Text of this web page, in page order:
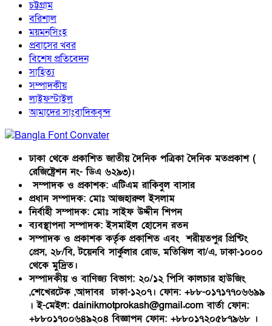
চট্টগ্রাম
বরিশাল
ময়মনসিংহ
প্রবাসের খবর
বিশেষ প্রতিবেদন
সাহিত্য
সম্পাদকীয়
লাইফস্টাইল
আমাদের সাংবাদিকবৃন্দ
ঢাকা থেকে প্রকাশিত জাতীয় দৈনিক পত্রিকা দৈনিক মতপ্রকাশ (
রেজিষ্ট্রেশন নং- ডিএ ৬২৯৩)।
সম্পাদক ও প্রকাশক: এটিএম রাকিবুল বাসার
প্রধান সম্পাদক: মোঃ আজহারুল ইসলাম
নির্বাহী সম্পাদক: মোঃ সাইফ উদ্দীন শিপন
ব্যবস্থাপনা সম্পাদক: ইসমাইল হোসেন রতন
সম্পাদক ও প্রকাশক কর্তৃক প্রকাশিত এবং শরীয়তপুর প্রিন্টিং
প্রেস, ২৮/বি, টয়েনবি সার্কুলার রোড, মতিঝিল বা/এ, ঢাকা-১০০০
থেকে মুদ্রিত।
সম্পাদকীয় ও বাণিজ্য বিভাগ: ২০/১২ পিসি কালচার হাউজিং
,শেখেরটেক ,আদাবর ঢাকা-১২০৭। ফোন: +৮৮-০১৭১৭৭০৬৬৯৯
। ই-মেইল: dainikmotprokash@gmail.com বার্তা ফোন:
+৮৮০১৭০০৬৪৯২০৪ বিজ্ঞাপন ফোন: +৮৮০১৭২০৫৮৭৯৬৮ ।